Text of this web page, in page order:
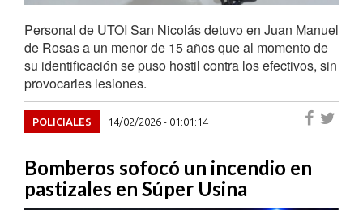
Personal de UTOI San Nicolás detuvo en Juan Manuel
de Rosas a un menor de 15 años que al momento de
su identificación se puso hostil contra los efectivos, sin
provocarles lesiones.
POLICIALES 14/02/2026 - 01:01:14
Bomberos sofocó un incendio en
pastizales en Súper Usina